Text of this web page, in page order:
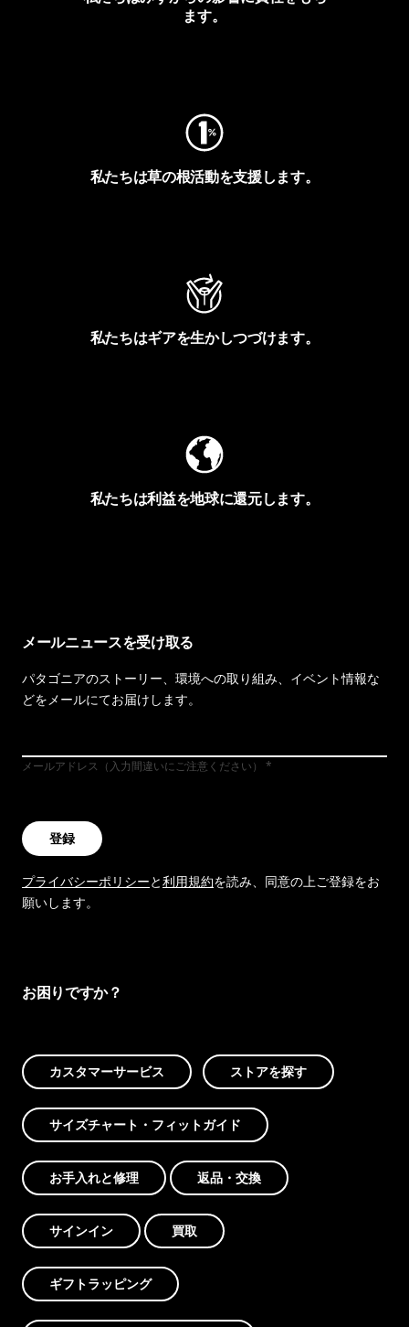
ます。
私たちは草の根活動を支援します。
私たちはギアを生かしつづけます。
私たちは利益を地球に還元します。
メールニュースを受け取る
パタゴニアのストーリー、環境への取り組み、イベント情報な
どをメールにてお届けします。
メールアドレス（入力間違いにご注意ください）
登録
プライバシーポリシーと利用規約を読み、同意の上ご登録をお
願いします。
お困りですか？
カスタマーサービス ストアを探す
サイズチャート・フィットガイド
お手入れと修理 返品・交換
サインイン 買取
ギフトラッピング